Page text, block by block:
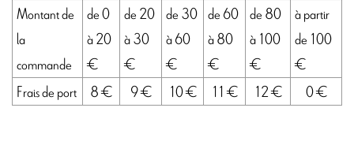
Montant de
la
commande
de 0
à 20
€
de 20
à 30
€
de 30
à 60
€
de 60
à 80
€
de 80
à 100
€
à partir
de 100
€
Frais de port 8 € 9 € 10 € 11 € 12 € 0 €